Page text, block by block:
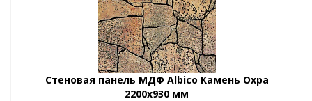
Стеновая панель МДФ Albico Камень Охра
2200х930 мм